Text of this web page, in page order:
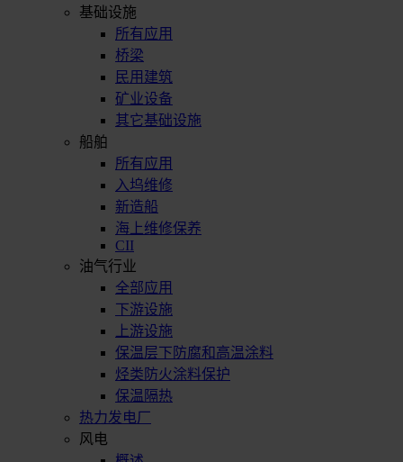
基础设施
所有应用
桥梁
民用建筑
矿业设备
其它基础设施
船舶
所有应用
入坞维修
新造船
海上维修保养
CII
油气行业
全部应用
下游设施
上游设施
保温层下防腐和高温涂料
烃类防火涂料保护
保温隔热
热力发电厂
风电